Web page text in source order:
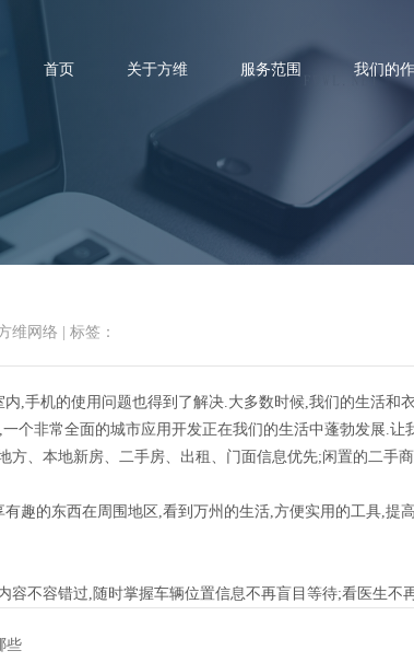
首页 关于方维 服务范围 我们的
维网络 | 标签：
,手机的使用问题也得到了解决.大多数时候,我们的生活和
个非常全面的城市应用开发正在我们的生活中蓬勃发展.让
、本地新房、二手房、出租、门面信息优先;闲置的二手
趣的东西在周围地区,看到万州的生活,方便实用的工具,提
不容错过,随时掌握车辆位置信息不再盲目等待;看医生不
些